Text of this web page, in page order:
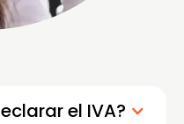
el IVA?